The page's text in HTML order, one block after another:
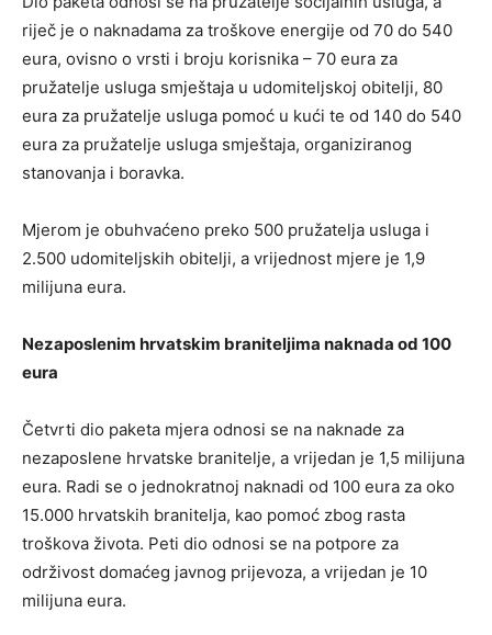
riječ je o naknadama za troškove energije od 70 do 540
eura, ovisno o vrsti i broju korisnika – 70 eura za
pružatelje usluga smještaja u udomiteljskoj obitelji, 80
eura za pružatelje usluga pomoć u kući te od 140 do 540
eura za pružatelje usluga smještaja, organiziranog
stanovanja i boravka.
Mjerom je obuhvaćeno preko 500 pružatelja usluga i
2.500 udomiteljskih obitelji, a vrijednost mjere je 1,9
milijuna eura.
Nezaposlenim hrvatskim braniteljima naknada od 100
eura
Četvrti dio paketa mjera odnosi se na naknade za
nezaposlene hrvatske branitelje, a vrijedan je 1,5 milijuna
eura. Radi se o jednokratnoj naknadi od 100 eura za oko
15.000 hrvatskih branitelja, kao pomoć zbog rasta
troškova života. Peti dio odnosi se na potpore za
održivost domaćeg javnog prijevoza, a vrijedan je 10
milijuna eura.